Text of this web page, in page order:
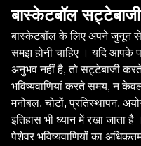
बास्केटबॉल सट्टेबाजी
बास्केटबॉल के लिए अपने जुनून
समझ होनी चाहिए । यदि आपके
अनुभव नहीं है, तो सट्टेबाजी
भविष्यवाणियां करते समय, न केवल
मनोबल, चोटों, प्रतिस्थापन,
इतिहास भी ध्यान में रखा जाता है ।
पेशेवर भविष्यवाणियों का